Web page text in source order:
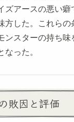
ズアースの悪い癖
方した。これらの
ンスターの持ち味
なった。
敗因と評価